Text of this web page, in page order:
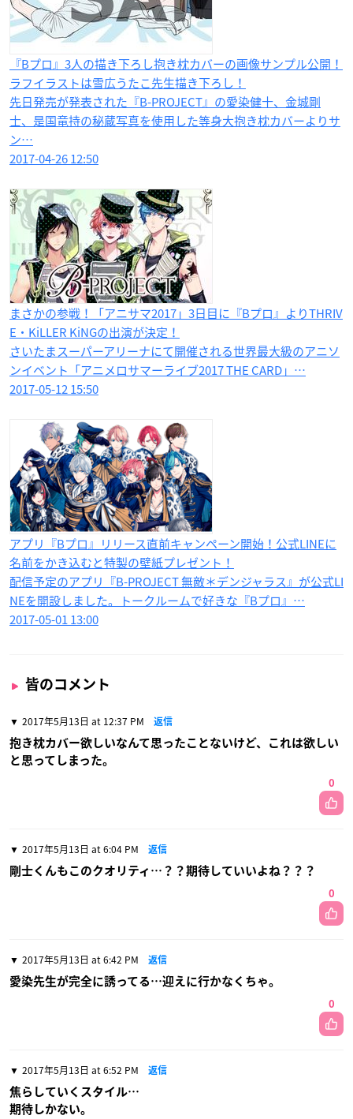
『Bプロ』3人の描き下ろし抱き枕カバーの画像サンプル公開！
ラフイラストは雪広うたこ先生描き下ろし！
先日発売が発表された『B-PROJECT』の愛染健十、金城剛
士、是国竜持の秘蔵写真を使用した等身大抱き枕カバーよりサ
ン…
2017-04-26 12:50
まさかの参戦！「アニサマ2017」3日目に『Bプロ』よりTHRIV
E・KiLLER KiNGの出演が決定！
さいたまスーパーアリーナにて開催される世界最大級のアニソ
ンイベント「アニメロサマーライブ2017 THE CARD」…
2017-05-12 15:50
アプリ『Bプロ』リリース直前キャンペーン開始！公式LINEに
名前をかき込むと特製の壁紙プレゼント！
配信予定のアプリ『B-PROJECT 無敵＊デンジャラス』が公式LI
NEを開設しました。トークルームで好きな『Bプロ』…
2017-05-01 13:00
皆のコメント
2017年5月13日 at 12:37 PM 返信
抱き枕カバー欲しいなんて思ったことないけど、これは欲しい
と思ってしまった。
0
2017年5月13日 at 6:04 PM 返信
剛士くんもこのクオリティ…？？期待していいよね？？？
0
2017年5月13日 at 6:42 PM 返信
愛染先生が完全に誘ってる…迎えに行かなくちゃ。
0
2017年5月13日 at 6:52 PM 返信
焦らしていくスタイル…
期待しかない。